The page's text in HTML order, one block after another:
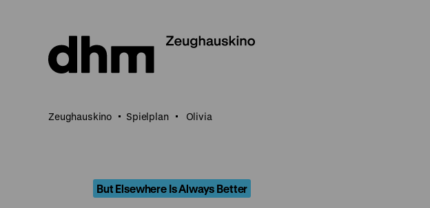
Seiteninhalt
springen
Zeughauskino Spielplan Olivia
But Elsewhere Is Always Better